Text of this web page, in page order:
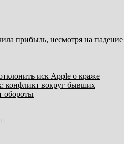
прибыль, несмотря на падение
иск Apple о краже
конфликт вокруг бывших
обороты